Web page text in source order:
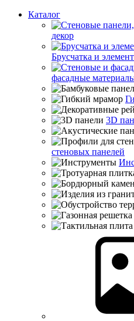
Каталог
декор
Брусчатка и
фасадные
3D
стеновых панелей